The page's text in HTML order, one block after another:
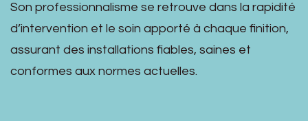
Son professionnalisme se retrouve dans la rapidité
d’intervention et le soin apporté à chaque finition,
assurant des installations fiables, saines et
conformes aux normes actuelles.